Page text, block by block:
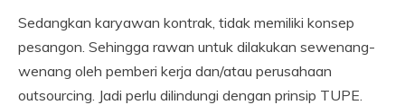
Sedangkan karyawan kontrak, tidak memiliki konsep
pesangon. Sehingga rawan untuk dilakukan sewenang-
wenang oleh pemberi kerja dan/atau perusahaan
outsourcing. Jadi perlu dilindungi dengan prinsip TUPE.